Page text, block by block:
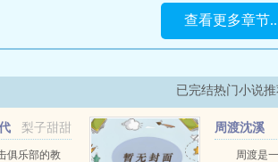
查看更多章节
已完结热门小说
梨子甜甜
线阅读
俱乐部的教
周渡沈溪
周渡是